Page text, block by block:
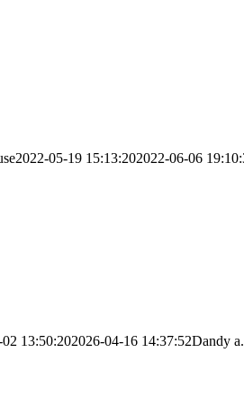
2022-05-19 15:13:202022-06-06
13:50:202026-04-16 14:37:52Dandy